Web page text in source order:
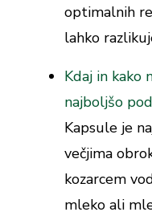
optimalnih
lahko
Kdaj in kako
najboljšo
Kapsule je
večjima
kozarcem
mleko ali